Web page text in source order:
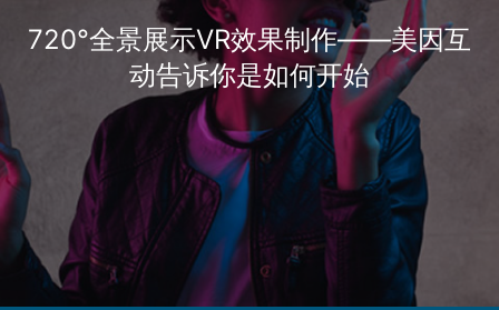
720°全景展示VR效果制作——美因互
动告诉你是如何开始